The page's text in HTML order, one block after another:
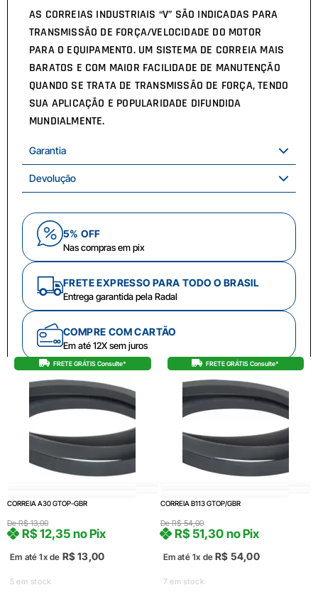
AS CORREIAS INDUSTRIAIS “V” SÃO INDICADAS PARA
TRANSMISSÃO DE FORÇA/VELOCIDADE DO MOTOR
PARA O EQUIPAMENTO. UM SISTEMA DE CORREIA MAIS
BARATOS E COM MAIOR FACILIDADE DE MANUTENÇÃO
QUANDO SE TRATA DE TRANSMISSÃO DE FORÇA, TENDO
SUA APLICAÇÃO E POPULARIDADE DIFUNDIDA
MUNDIALMENTE.
Garantia
Devolução
5% OFF
Nas compras em pix
FRETE EXPRESSO PARA TODO O BRASIL
Entrega garantida pela Radal
COMPRE COM CARTÃO
Em até 12X sem juros
FRETE GRÁTIS Consulte*
CORREIA A30 GTOP-GBR
DeR$13,00
Em até 1x de R$13,00
R$12,35 no Pix
5 em stock
FRETE GRÁTIS Consulte*
CORREIA B113 GTOP/GBR
DeR$54,00
Em até 1x deR$ 54,00
R$ 51,30 no Pix
7 em stock